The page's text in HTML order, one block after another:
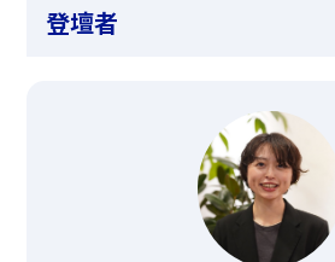
登壇者